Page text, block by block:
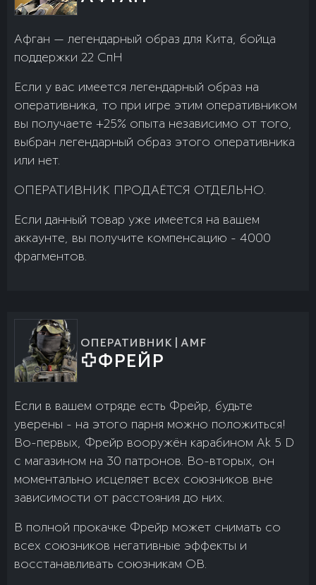
Афган — легендарный образ для Кита, бойца
поддержки 22 СпН
Если у вас имеется легендарный образ на
оперативника, то при игре этим оперативником
вы получаете +25% опыта независимо от того,
выбран легендарный образ этого оперативника
или нет.
ОПЕРАТИВНИК ПРОДАЁТСЯ ОТДЕЛЬНО.
Если данный товар уже имеется на вашем
аккаунте, вы получите компенсацию - 4000
фрагментов.
ОПЕРАТИВНИК | AMF
ФРЕЙР
Если в вашем отряде есть Фрейр, будьте
уверены - на этого парня можно положиться!
Во-первых, Фрейр вооружён карабином Ak 5 D
с магазином на 30 патронов. Во-вторых, он
моментально исцеляет всех союзников вне
зависимости от расстояния до них.
В полной прокачке Фрейр может снимать со
всех союзников негативные эффекты и
восстанавливать союзникам ОВ.